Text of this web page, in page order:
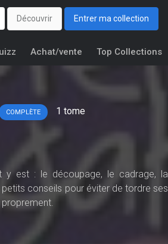
Découvrir Entrer ma collection
Achat/vente Top Collections
COMPLÈTE 1 tome
y est : le découpage, le cadrage, la
conseils pour éviter de tordre ses